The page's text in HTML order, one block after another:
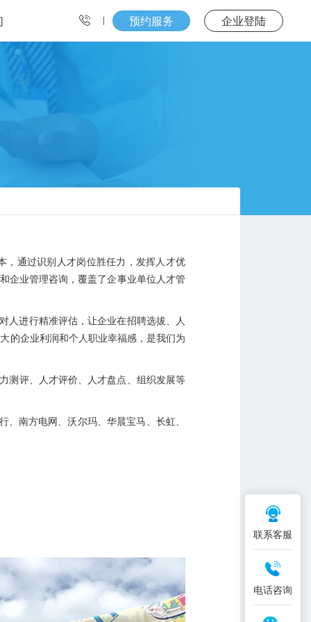
预约服务 企业登陆
，通过识别人才岗位胜任力，发挥人才优
企业管理咨询，覆盖了企事业单位人才管
人进行精准评估，让企业在招聘选拔、人
的企业利润和个人职业幸福感，是我们为
测评、人才评价、人才盘点、组织发展等
南方电网、沃尔玛、华晨宝马、长虹、
联系客服
电话咨询